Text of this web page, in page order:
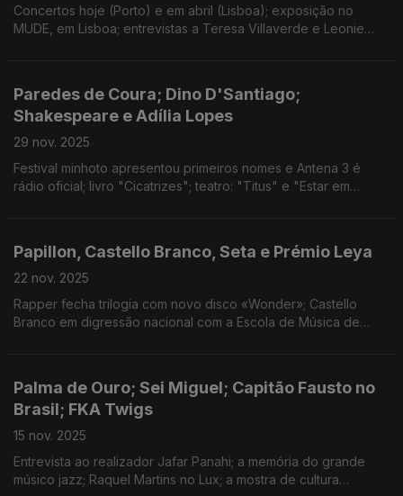
Concertos hoje (Porto) e em abril (Lisboa); exposição no
MUDE, em Lisboa; entrevistas a Teresa Villaverde e Leonie
Paredes de Coura; Dino D'Santiago;
Shakespeare e Adília Lopes
29 nov. 2025
Festival minhoto apresentou primeiros nomes e Antena 3 é
rádio oficial; livro "Cicatrizes"; teatro: "Titus" e "Estar em
Papillon, Castello Branco, Seta e Prémio Leya
22 nov. 2025
Rapper fecha trilogia com novo disco «Wonder»; Castello
Branco em digressão nacional com a Escola de Música de
Palma de Ouro; Sei Miguel; Capitão Fausto no
Brasil; FKA Twigs
15 nov. 2025
Entrevista ao realizador Jafar Panahi; a memória do grande
músico jazz; Raquel Martins no Lux; a mostra de cultura